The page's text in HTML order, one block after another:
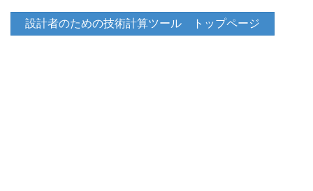
設計者のための技術計算ツール トップページ